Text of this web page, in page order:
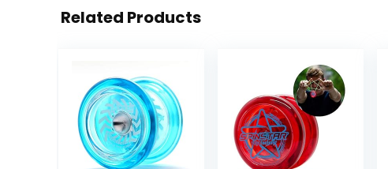
Related Products